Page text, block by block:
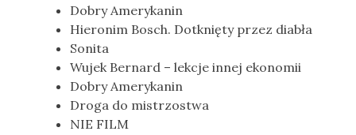
Dobry Amerykanin
Hieronim Bosch. Dotknięty przez diabła
Sonita
Wujek Bernard – lekcje innej ekonomii
Dobry Amerykanin
Droga do mistrzostwa
NIE FILM